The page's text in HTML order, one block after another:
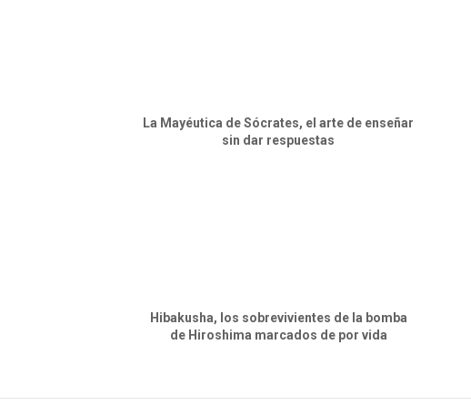
La Mayéutica de Sócrates, el arte de enseñar
sin dar respuestas
Hibakusha, los sobrevivientes de la bomba
de Hiroshima marcados de por vida